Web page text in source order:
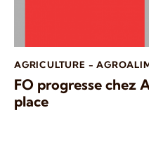
AGRICULTURE -
FO progresse chez
place